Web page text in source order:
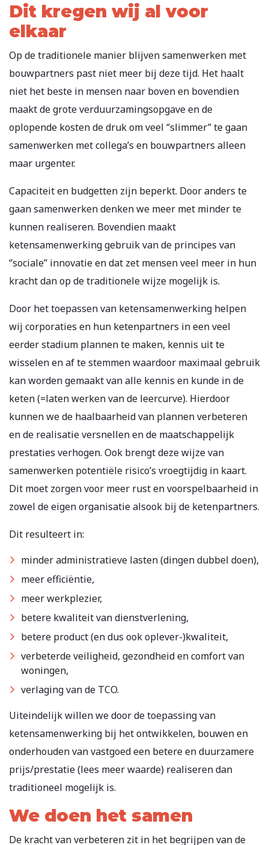
Dit kregen wij al voor
elkaar
Op de traditionele manier blijven samenwerken met
bouwpartners past niet meer bij deze tijd. Het haalt
niet het beste in mensen naar boven en bovendien
maakt de grote verduurzamingsopgave en de
oplopende kosten de druk om veel ‘’slimmer’’ te gaan
samenwerken met collega’s en bouwpartners alleen
maar urgenter.
Capaciteit en budgetten zijn beperkt. Door anders te
gaan samenwerken denken we meer met minder te
kunnen realiseren. Bovendien maakt
ketensamenwerking gebruik van de principes van
‘’sociale’’ innovatie en dat zet mensen veel meer in hun
kracht dan op de traditionele wijze mogelijk is.
Door het toepassen van ketensamenwerking helpen
wij corporaties en hun ketenpartners in een veel
eerder stadium plannen te maken, kennis uit te
wisselen en af te stemmen waardoor maximaal gebruik
kan worden gemaakt van alle kennis en kunde in de
keten (=laten werken van de leercurve). Hierdoor
kunnen we de haalbaarheid van plannen verbeteren
en de realisatie versnellen en de maatschappelijk
prestaties verhogen. Ook brengt deze wijze van
samenwerken potentiële risico’s vroegtijdig in kaart.
Dit moet zorgen voor meer rust en voorspelbaarheid in
zowel de eigen organisatie alsook bij de ketenpartners.
Dit resulteert in:
minder administratieve lasten (dingen dubbel doen),
meer efficiëntie,
meer werkplezier,
betere kwaliteit van dienstverlening,
betere product (en dus ook oplever-)kwaliteit,
verbeterde veiligheid, gezondheid en comfort van
woningen,
verlaging van de TCO.
Uiteindelijk willen we door de toepassing van
ketensamenwerking bij het ontwikkelen, bouwen en
onderhouden van vastgoed een betere en duurzamere
prijs/prestatie (lees meer waarde) realiseren dan
traditioneel mogelijk is.
We doen het samen
De kracht van verbeteren zit in het begrijpen van de